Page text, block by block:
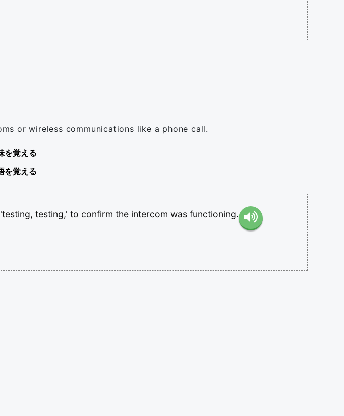
or wireless communications like a phone call.
を覚える
を覚える
'testing, testing,' to confirm the intercom was functioning.